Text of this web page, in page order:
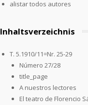
alistar todos autores
Inhaltsverzeichnis
T. 5.1910/11=Nr. 25-29
Número 27/28
title_page
A nuestros lectores
El teatro de Florencio